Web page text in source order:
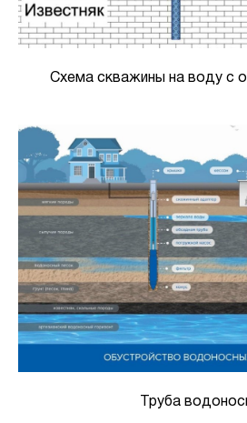
Схема скважины на воду с
Труба